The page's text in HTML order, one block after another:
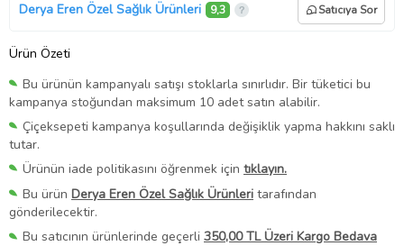
Derya Eren Özel Sağlık Ürünleri 9,3 Satıcıya Sor
Ürün Özeti
Bu ürünün kampanyalı satışı stoklarla sınırlıdır. Bir tüketici bu
kampanya stoğundan maksimum 10 adet satın alabilir.
Çiçeksepeti kampanya koşullarında değişiklik yapma hakkını saklı
tutar.
Ürünün iade politikasını öğrenmek için tıklayın.
Bu ürün Derya Eren Özel Sağlık Ürünleri tarafından
gönderilecektir.
Bu satıcının ürünlerinde geçerli 350,00 TL Üzeri Kargo Bedava